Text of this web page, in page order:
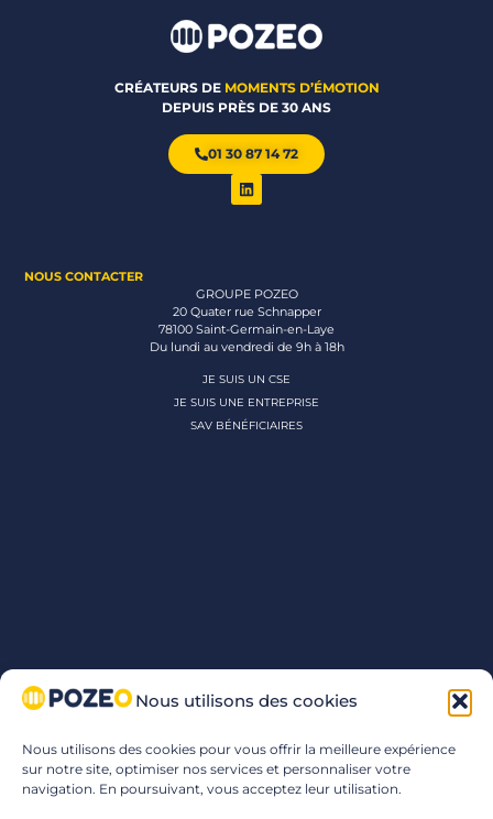
Nous utilisons des cookies
Nous utilisons des cookies pour vous offrir la meilleure expérience
sur notre site, optimiser nos services et personnaliser votre
navigation. En poursuivant, vous acceptez leur utilisation.
CRÉATEURS DE MOMENTS D’ÉMOTION
DEPUIS PRÈS DE 30 ANS
01 30 87 14 72
NOUS CONTACTER
GROUPE POZEO
20 Quater rue Schnapper
78100 Saint-Germain-en-Laye
Du lundi au vendredi de 9h à 18h
JE SUIS UN CSE
JE SUIS UNE ENTREPRISE
SAV BÉNÉFICIAIRES